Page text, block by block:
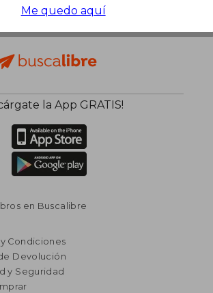
la App GRATIS!
en Buscalibre
Condiciones
Devolución
y Seguridad
Me quedo aquí